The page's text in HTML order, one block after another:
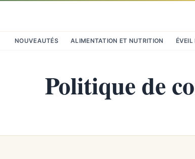
NOUVEAUTÉS ALIMENTATION ET NUTRITION ÉVEIL
Politique de